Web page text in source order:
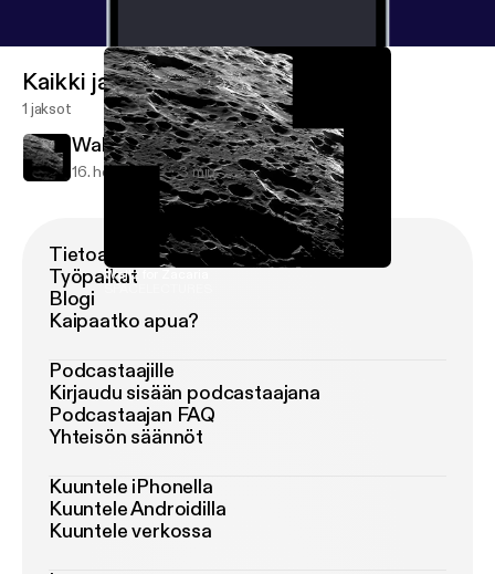
Waltz for Zacaria
Kaikki jaksot
1 jaksot
Waltz for Zacaria
16. helmi 2018 3 min
Tietoa Podimosta
Työpaikat
Blogi
Kaipaatko apua?
Podcastaajille
Kirjaudu sisään podcastaajana
Podcastaajan FAQ
Yhteisön säännöt
Kuuntele iPhonella
Kuuntele Androidilla
Kuuntele verkossa